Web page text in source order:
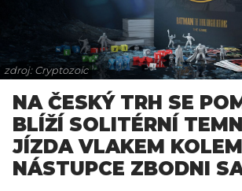
zdroj: Cryptozoic
NA ČESKÝ TRH SE
BLÍŽÍ SOLITÉRNÍ
JÍZDA VLAKEM
NÁSTUPCE ZBODNI